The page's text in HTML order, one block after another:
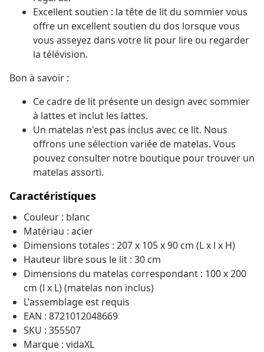
Excellent soutien : la tête de lit du sommier vous
offre un excellent soutien du dos lorsque vous
vous asseyez dans votre lit pour lire ou regarder
la télévision.
Bon à savoir :
Ce cadre de lit présente un design avec sommier
à lattes et inclut les lattes.
Un matelas n'est pas inclus avec ce lit. Nous
offrons une sélection variée de matelas. Vous
pouvez consulter notre boutique pour trouver un
matelas assorti.
Caractéristiques
Couleur : blanc
Matériau : acier
Dimensions totales : 207 x 105 x 90 cm (L x l x H)
Hauteur libre sous le lit : 30 cm
Dimensions du matelas correspondant : 100 x 200
cm (l x L) (matelas non inclus)
L'assemblage est requis
EAN : 8721012048669
SKU : 355507
Marque : vidaXL